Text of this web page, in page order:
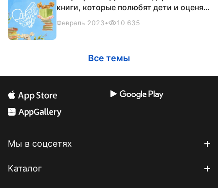
книги, которые полюбят дети и оценят
родители
Февраль 2023• 10 635
Все темы
Мы в соцсетях
Каталог